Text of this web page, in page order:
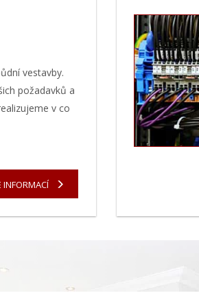
vestavby.
požadavků a
v co
INFORMACÍ